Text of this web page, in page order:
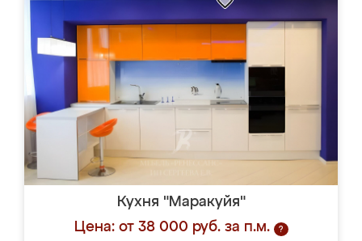
Кухня "Маракуйя"
Цена: от 38 000 руб. за п.м.
?